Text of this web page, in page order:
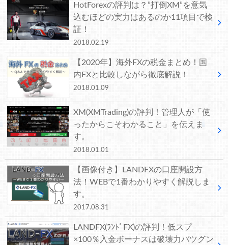
HotForexの評判は？”打倒XM”を意気
込むほどの実力はあるのか11項目で検
証！
2018.02.19
【2020年】海外FXの税金まとめ！国
内FXと比較しながら徹底解説！
2018.01.09
XM(XMTrading)の評判！管理人が「使
ったからこそわかること」を伝えま
す。
2018.01.01
【画像付き】LANDFXの口座開設方
法！WEBで1番わかりやすく解説しま
す。
2017.08.31
LANDFX(ﾗﾝﾄﾞFX)の評判！低スプ
×100％入金ボーナスは破壊力バツグン